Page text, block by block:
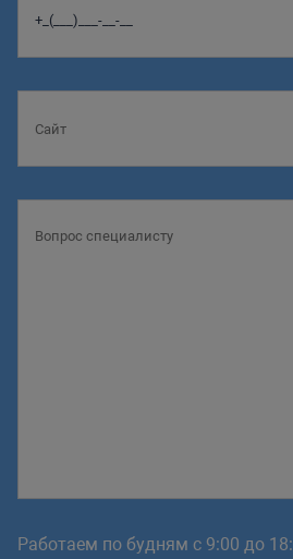
Работаем по будням с 9:00 до